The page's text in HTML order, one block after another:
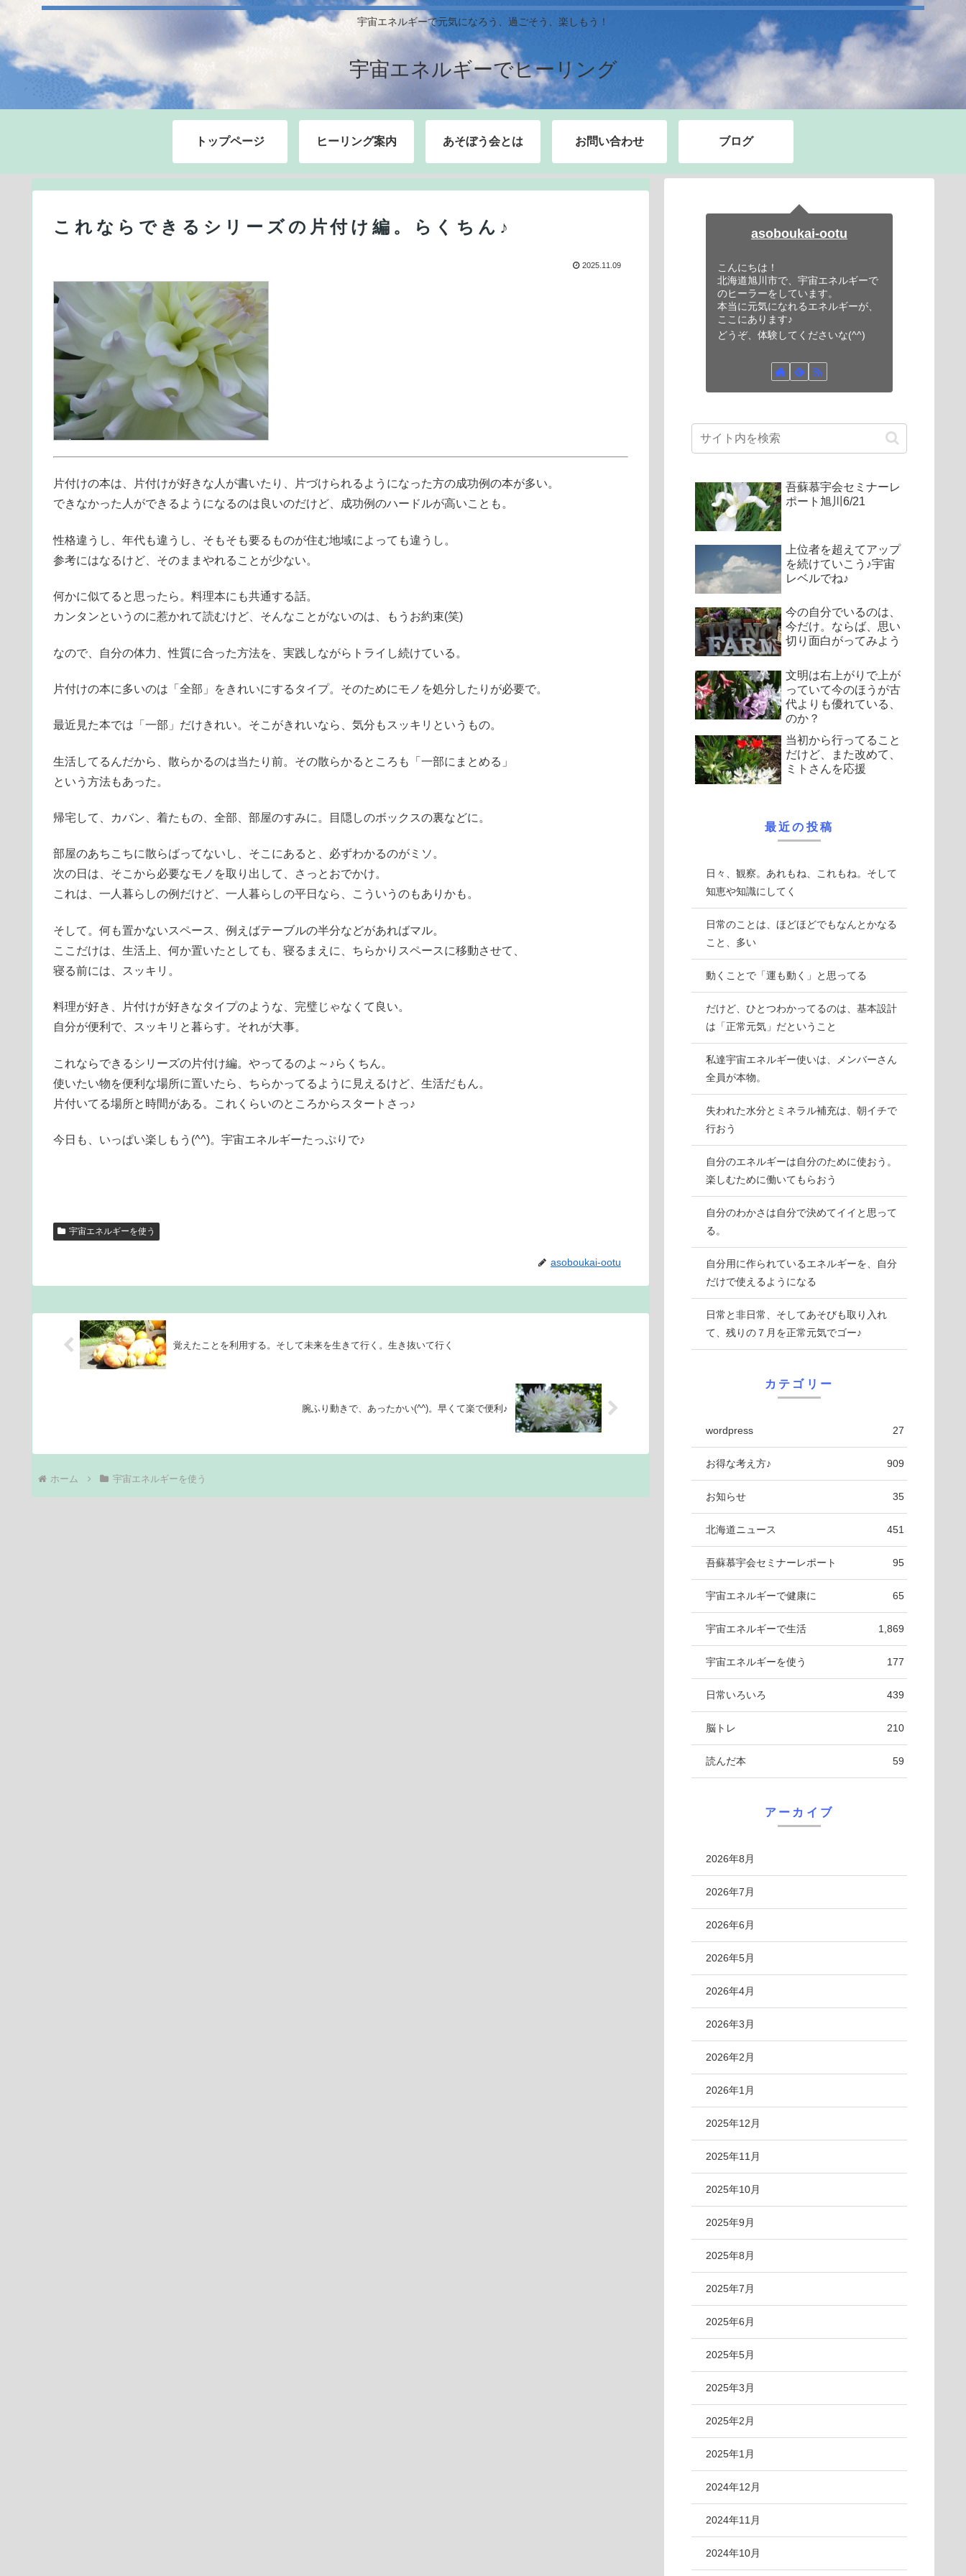
宇宙エネルギーで元気になろう、過ごそう、楽しもう！
宇宙エネルギーでヒーリング
トップページ ヒーリング案内 あそぼう会とは お問い合わせ ブログ
これならできるシリーズの片付け編。らくちん♪
2025.11.09
片付けの本は、片付けが好きな人が書いたり、片づけられるようになった方の成功例の本が多い。
できなかった人ができるようになるのは良いのだけど、成功例のハードルが高いことも。
性格違うし、年代も違うし、そもそも要るものが住む地域によっても違うし。
参考にはなるけど、そのままやれることが少ない。
何かに似てると思ったら。料理本にも共通する話。
カンタンというのに惹かれて読むけど、そんなことがないのは、もうお約束(笑)
なので、自分の体力、性質に合った方法を、実践しながらトライし続けている。
片付けの本に多いのは「全部」をきれいにするタイプ。そのためにモノを処分したりが必要で。
最近見た本では「一部」だけきれい。そこがきれいなら、気分もスッキリというもの。
生活してるんだから、散らかるのは当たり前。その散らかるところも「一部にまとめる」
という方法もあった。
帰宅して、カバン、着たもの、全部、部屋のすみに。目隠しのボックスの裏などに。
部屋のあちこちに散らばってないし、そこにあると、必ずわかるのがミソ。
次の日は、そこから必要なモノを取り出して、さっとおでかけ。
これは、一人暮らしの例だけど、一人暮らしの平日なら、こういうのもありかも。
そして。何も置かないスペース、例えばテーブルの半分などがあればマル。
ここだけは、生活上、何か置いたとしても、寝るまえに、ちらかりスペースに移動させて、
寝る前には、スッキリ。
料理が好き、片付けが好きなタイプのような、完璧じゃなくて良い。
自分が便利で、スッキリと暮らす。それが大事。
これならできるシリーズの片付け編。やってるのよ～♪らくちん。
使いたい物を便利な場所に置いたら、ちらかってるように見えるけど、生活だもん。
片付いてる場所と時間がある。これくらいのところからスタートさっ♪
今日も、いっぱい楽しもう(^^)。宇宙エネルギーたっぷりで♪
宇宙エネルギーを使う
asoboukai-ootu
覚えたことを利用する。そして未来を生きて行く。生き抜いて行く
腕ふり動きで、あったかい(^^)。早くて楽で便利♪
ホーム 宇宙エネルギーを使う
asoboukai-ootu
こんにちは！
北海道旭川市で、宇宙エネルギーで
のヒーラーをしています。
本当に元気になれるエネルギーが、
ここにあります♪
どうぞ、体験してくださいな(^^)
吾蘇慕宇会セミナーレ
ポート旭川6/21
上位者を超えてアップ
を続けていこう♪宇宙
レベルでね♪
今の自分でいるのは、
今だけ。ならば、思い
切り面白がってみよう
文明は右上がりで上が
っていて今のほうが古
代よりも優れている、
のか？
当初から行ってること
だけど、また改めて、
ミトさんを応援
最近の投稿
日々、観察。あれもね、これもね。そして
知恵や知識にしてく
日常のことは、ほどほどでもなんとかなる
こと、多い
動くことで「運も動く」と思ってる
だけど、ひとつわかってるのは、基本設計
は「正常元気」だということ
私達宇宙エネルギー使いは、メンバーさん
全員が本物。
失われた水分とミネラル補充は、朝イチで
行おう
自分のエネルギーは自分のために使おう。
楽しむために働いてもらおう
自分のわかさは自分で決めてイイと思って
る。
自分用に作られているエネルギーを、自分
だけで使えるようになる
日常と非日常、そしてあそびも取り入れ
て、残りの７月を正常元気でゴー♪
カテゴリー
wordpress 27
お得な考え方♪ 909
お知らせ 35
北海道ニュース 451
吾蘇慕宇会セミナーレポート 95
宇宙エネルギーで健康に 65
宇宙エネルギーで生活 1,869
宇宙エネルギーを使う 177
日常いろいろ 439
脳トレ 210
読んだ本 59
アーカイブ
2026年8月
2026年7月
2026年6月
2026年5月
2026年4月
2026年3月
2026年2月
2026年1月
2025年12月
2025年11月
2025年10月
2025年9月
2025年8月
2025年7月
2025年6月
2025年5月
2025年3月
2025年2月
2025年1月
2024年12月
2024年11月
2024年10月